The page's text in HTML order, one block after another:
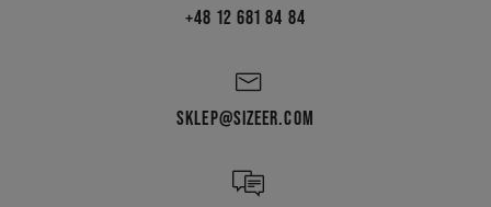
+48 12 681 84 84
SKLEP@SIZEER.COM